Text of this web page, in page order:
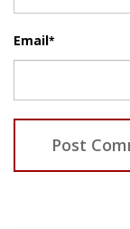
Email*